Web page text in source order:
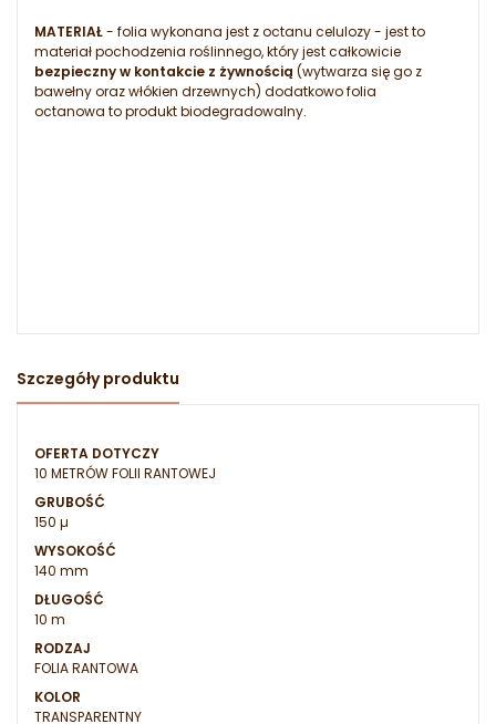
MATERIAŁ- folia wykonana jest z octanu celulozy - jest to
materiał pochodzenia roślinnego, który jest całkowicie
bezpieczny w kontakcie z żywnością (wytwarza się go z
bawełny oraz włókien drzewnych) dodatkowo folia
octanowa to produkt biodegradowalny.
Szczegóły produktu
OFERTA DOTYCZY
10 METRÓW FOLII RANTOWEJ
GRUBOŚĆ
150 µ
WYSOKOŚĆ
140 mm
DŁUGOŚĆ
10 m
RODZAJ
FOLIA RANTOWA
KOLOR
TRANSPARENTNY